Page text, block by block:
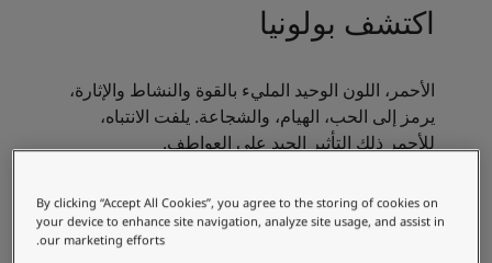
Colour tools
إلهام ألوان الدهان الداخلي
إلهام ألوان الدهان الخارجي
المقالات
Book a painter
Contact Us
اكتشف بولونيا
الأحمر، اللون الوحيد المليء بالقوة والنشاط والإثارة،
يرمز إلى الحب، الهيام، والشجاعة. يلفت الانتباه،
للأحمر ذلك التأثير الجيد على العواطف.
مجموعات الألوان الموصى بها
By clicking “Accept All Cookies”, you agree to the storing of cookies on
your device to enhance site navigation, analyze site usage, and assist in
our marketing efforts.